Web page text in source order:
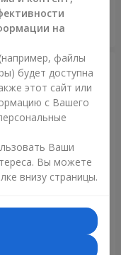
Заказать
букет "11 белых
на
файлы
будет доступна
этот сайт или
с Вашего
Ваши
Вы можете
внизу страницы.